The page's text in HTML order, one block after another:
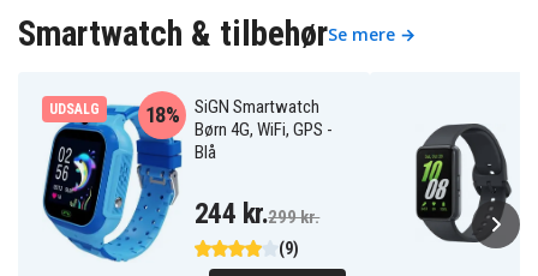
Smartwatch & tilbehørSe mere →
UDSALG
SiGN Smartwatch
Børn 4G, WiFi, GPS -
Blå
(9)
18%
244 kr.299 kr.